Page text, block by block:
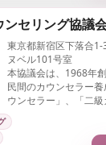
セリング協議
東京都新宿区下落合
ヌベル101号室
本協議会は、1968年
民間のカウンセラー
ウンセラー」、「二級
「一級カウンセラー」
た面接、電話によるカ